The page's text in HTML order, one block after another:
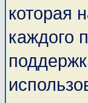
которая
каждого